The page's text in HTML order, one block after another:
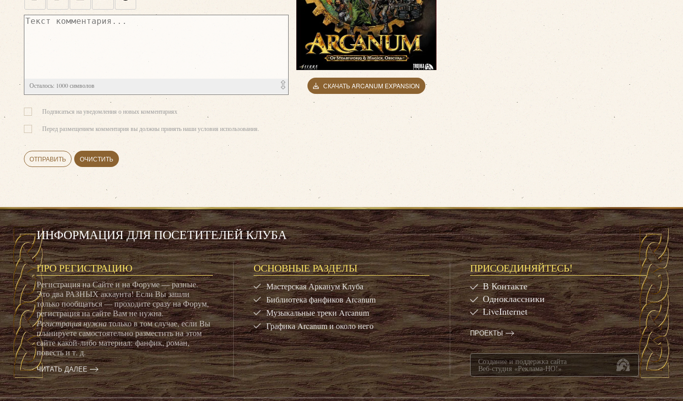
Осталось: 1000символов
Подписаться на уведомления о новых комментариях
Перед размещением комментария вы должны принять наши условия использования.
ОТПРАВИТЬ ОЧИСТИТЬ
СКАЧАТЬ ARCANUM EXPANSION
ИНФОРМАЦИЯ ДЛЯ ПОСЕТИТЕЛЕЙ КЛУБА
ПРО РЕГИСТРАЦИЮ
Регистрация на Сайте и на Форуме — разные.
Это два РАЗНЫХ аккаунта! Если Вы зашли
только пообщаться — проходите сразу на Форум,
регистрация на сайте Вам не нужна.
Регистрация нужнатолько в том случае, если Вы
планируете самостоятельно разместить на этом
сайте какой-либо материал: фанфик, роман,
повесть и т. д.
ЧИТАТЬ ДАЛЕЕ
ОСНОВНЫЕ РАЗДЕЛЫ
Мастерская Арканум Клуба
Библиотека фанфиков Arcanum
Музыкальные треки Arcanum
Графика Arcanum и около него
ПРИСОЕДИНЯЙТЕСЬ!
В Контакте
Одноклассники
LiveInternet
ПРОЕКТЫ
Создание и поддержка сайта
Веб-студия «Реклама-НО!»